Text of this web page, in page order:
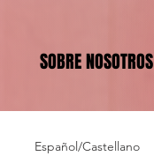
SOBRE NOSOTROS
Español/Castellano